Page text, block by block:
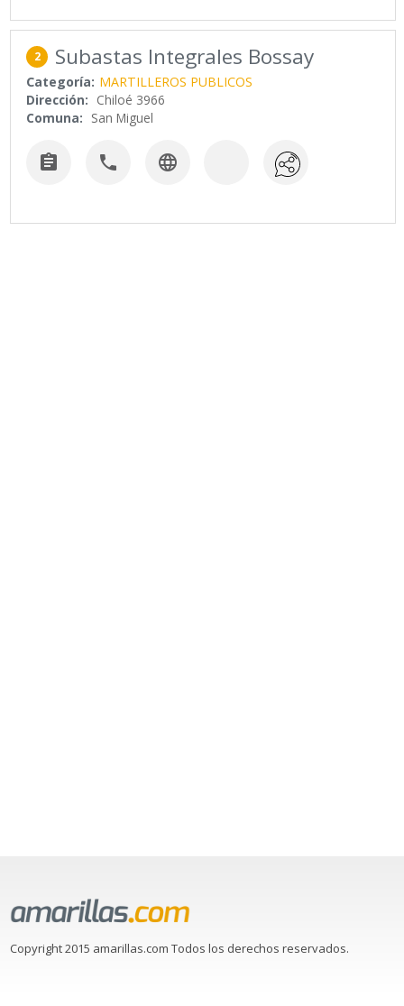
2 Subastas Integrales Bossay
Categoría: MARTILLEROS PUBLICOS
Dirección: Chiloé 3966
Comuna: San Miguel
  
Copyright 2015 amarillas.com Todos los derechos reservados.